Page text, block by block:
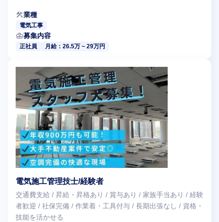
construction業種
電気工事
business_center募集内容
正社員 月給：26.5万 ~ 29万円
電気施工管理技士/経験者
交通費支給 / 昇給・昇格あり / 賞与あり / 家族手当あり / 経験
者歓迎 / 社保完備 / 作業着・工具付与 / 長期出張なし / 資格・
技能を活かせる